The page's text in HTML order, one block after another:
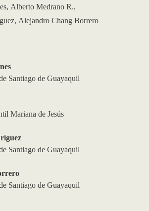
, Alberto Medrano R.,
, Alejandro Chang Borrero
Santiago de Guayaquil
Mariana de Jesús
Santiago de Guayaquil
Santiago de Guayaquil